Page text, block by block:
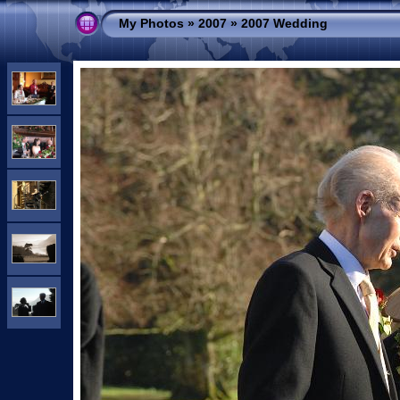
My Photos»2007»2007 Wedding